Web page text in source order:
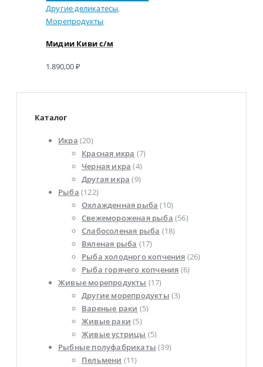
Другие деликатесы,
Морепродукты
Мидии Киви с/м
1.890,00₽
Каталог
Икра (20)
Красная икра (7)
Черная икра (4)
Другая икра (9)
Рыба (122)
Охлажденная рыба (10)
Свежемороженая рыба (56)
Слабосоленая рыба (18)
Вяленая рыба (17)
Рыба холодного копчения (26)
Рыба горячего копчения (6)
Живые морепродукты (17)
Другие морепродукты (3)
Вареные раки (5)
Живые раки (5)
Живые устрицы (5)
Рыбные полуфабрикаты (39)
Пельмени (11)